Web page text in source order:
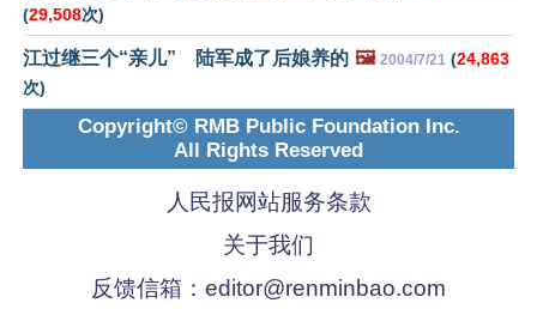
(29,508次)
江过继三个“亲儿” 陆军成了后娘养的 🖼️ 2004/7/21 (24,863
次)
Copyright© RMB Public Foundation Inc.
All Rights Reserved
人民报网站服务条款
关于我们
反馈信箱： editor@renminbao.com